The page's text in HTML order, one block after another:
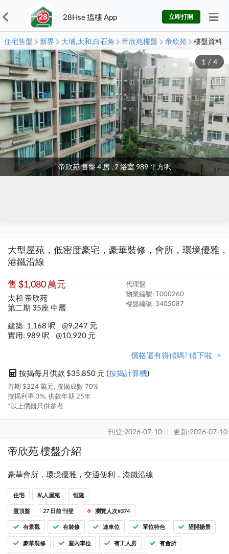
28Hse 搵樓 App 立即打開
住宅售盤 新界 大埔,太和,白石角 帝欣苑樓盤 帝欣苑 樓盤資料
帝欣苑 售盤 4 房 , 2 浴室 989 平方呎
1 / 4
大型屋苑，低密度豪宅，豪華裝修，會所，環境優雅，
港鐵沿線
售 $1,080 萬元
太和 帝欣苑
第二期 35座 中層
代理盤
物業編號: T000260
樓盤編號: 3405087
建築: 1,168 呎
@9,247 元
實用: 989 呎
@10,920 元
價格還有得傾嗎? 傾下啦 >
按揭每月供款 $35,850 元 (按揭計算機)
首期 $324 萬元, 按揭成數 70%
按揭利率 3%, 供款年期 25年
*以上價錢只供參考
刊登:2026-07-10 | 更新:2026-07-10
帝欣苑 樓盤介紹
豪華會所，環境優雅，交通便利，港鐵沿線
住宅 私人屋苑 恒隆
置頂盤 27 日前 刊登 瀏覽人次#374
有景觀 有裝修 連車位 單位特色 望開揚景
豪華裝修 室內車位 有工人房 有會所